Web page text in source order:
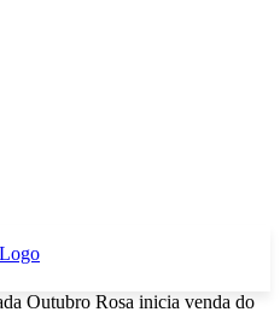
Outubro Rosa inicia venda do